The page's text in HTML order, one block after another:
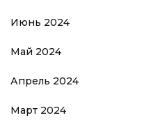
Июнь 2024
Май 2024
Апрель 2024
Март 2024